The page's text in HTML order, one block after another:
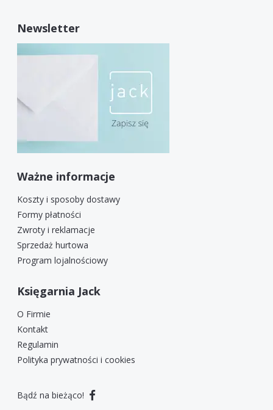
Newsletter
Ważne informacje
Koszty i sposoby dostawy
Formy płatności
Zwroty i reklamacje
Sprzedaż hurtowa
Program lojalnościowy
Księgarnia Jack
O Firmie
Kontakt
Regulamin
Polityka prywatności i cookies
Bądź na bieżąco!